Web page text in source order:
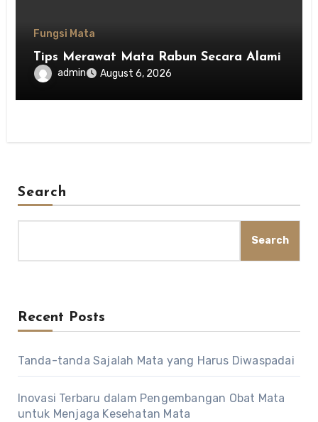
Fungsi Mata
Tips Merawat Mata Rabun Secara Alami
admin August 6, 2026
Search
Search
Recent Posts
Tanda-tanda Sajalah Mata yang Harus Diwaspadai
Inovasi Terbaru dalam Pengembangan Obat Mata
untuk Menjaga Kesehatan Mata